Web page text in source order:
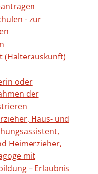
- zur
(Halterauskunft)
oder
der
Haus- und
Heimerzieher,
mit
– Erlaubnis